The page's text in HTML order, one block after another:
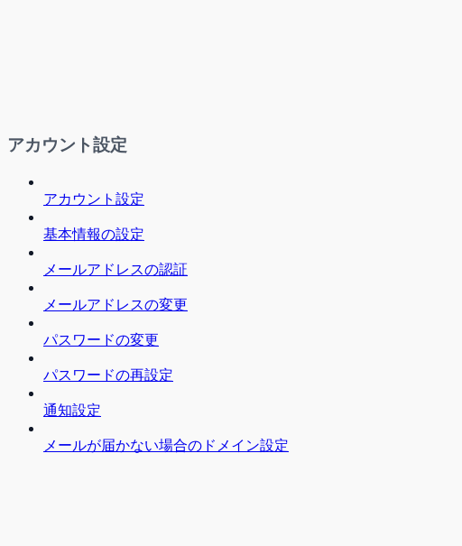
アカウント設定
アカウント設定
基本情報の設定
メールアドレスの認証
メールアドレスの変更
パスワードの変更
パスワードの再設定
通知設定
メールが届かない場合のドメイン設定